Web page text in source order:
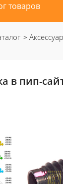
товаров
в пип-